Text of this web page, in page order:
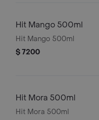
Hit Mango 500ml
Hit Mango 500ml
$ 7200
Hit Mora 500ml
Hit Mora 500ml